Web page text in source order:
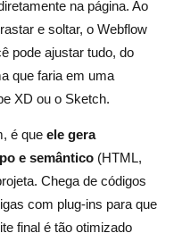
na página. Ao
e soltar, o Webflow
pode ajustar tudo, do
que faria em uma
XD ou o Sketch.
é que ele gera
e semântico (HTML,
Chega de códigos
com plug-ins para que
final é tão otimizado